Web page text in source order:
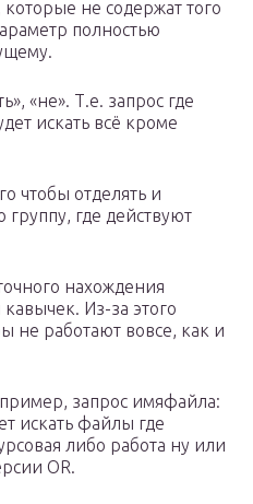
не содержат того
полностью
«не». Т.е. запрос где
искать всё кроме
чтобы отделять и
где действуют
нахождения
Из-за этого
не работают вовсе, как и
запрос имяфайла:
искать файлы где
либо работа ну или
OR.